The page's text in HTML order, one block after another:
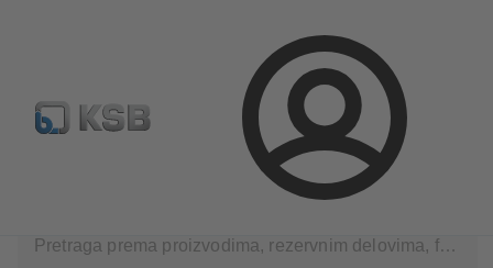
Prijava
Konfiguriši proizvod Standardna pretraga rezervnih delova
Automobilska industrija
pretrage